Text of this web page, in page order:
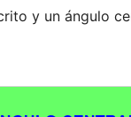
y un ángulo